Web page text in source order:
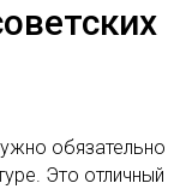
обязательно
Это отличный